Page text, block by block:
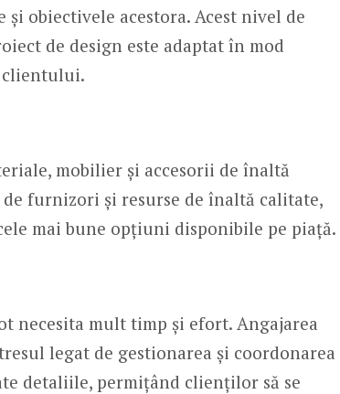
obiectivele acestora. Acest nivel de
de design este adaptat în mod
clientului.
mobilier și accesorii de înaltă
de furnizori și resurse de înaltă calitate,
mai bune opțiuni disponibile pe piață.
necesita mult timp și efort. Angajarea
legat de gestionarea și coordonarea
detaliile, permițând clienților să se